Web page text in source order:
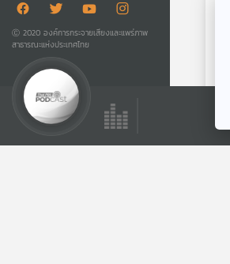
Ⓒ 2020 องค์การกระจายเสียงและแพร่ภาพ
สาธารณะแห่งประเทศไทย